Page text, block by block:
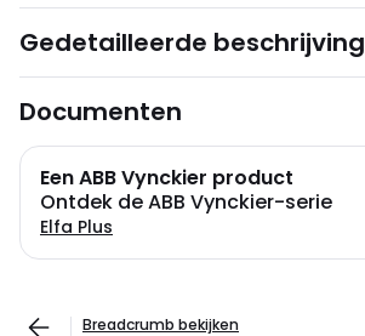
Gedetailleerde beschrijving
Documenten
Een ABB Vynckier product
Ontdek de ABB Vynckier-serie
Elfa Plus
Breadcrumb bekijken